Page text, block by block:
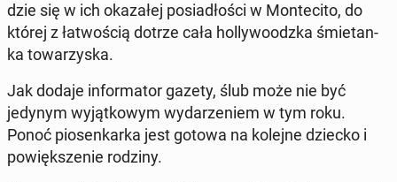
dzie się w ich oka­za­łej po­sia­dło­ści w Mon­te­ci­to, do
której z ła­two­ścią dotrze cała hol­ly­wo­odz­ka śmie­tan­
ka to­wa­rzy­ska.
Jak dodaje in­for­ma­tor gazety, ślub może nie być
jedynym wy­jąt­ko­wym wy­da­rze­niem w tym roku.
Ponoć pio­sen­kar­ka jest gotowa na kolejne dziecko i
po­więk­sze­nie rodziny.